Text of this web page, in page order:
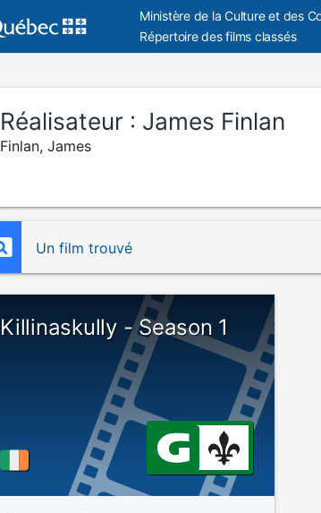
Ministère de la Culture et des
Répertoire des films classés
Réalisateur : James Finlan
Finlan, James
Un film trouvé
Killinaskully - Season 1